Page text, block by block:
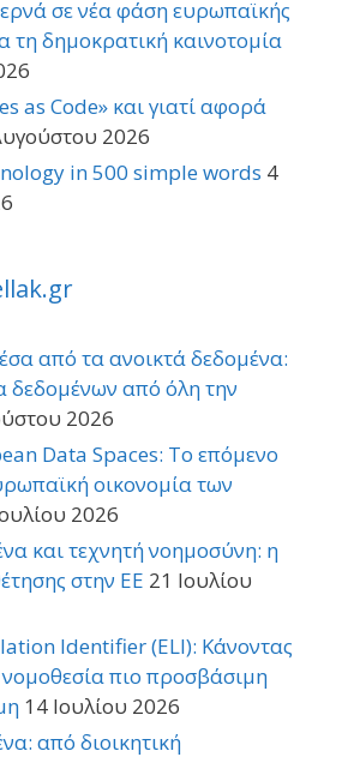
σε νέα φάση ευρωπαϊκής
τη δημοκρατική καινοτομία
as Code» και γιατί αφορά
2026
in 500 simple words 4
από τα ανοικτά δεδομένα:
δεδομένων από όλη την
2026
Data Spaces: Το επόμενο
οικονομία των
2026
και τεχνητή νοημοσύνη: η
στην ΕΕ 21 Ιουλίου
Identifier (ELI): Κάνοντας
πιο προσβάσιμη
14 Ιουλίου 2026
από διοικητική